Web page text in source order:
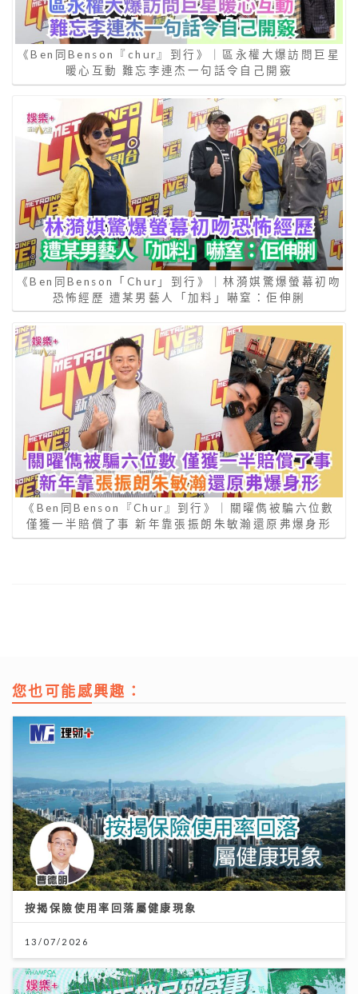
《Ben同Benson『chur』到行》｜區永權大爆訪問巨星
暖心互動 難忘李連杰一句話令自己開竅
《Ben同Benson「Chur」到行》｜林漪娸驚爆螢幕初吻
恐怖經歷 遭某男藝人「加料」嚇窒：佢伸脷
《Ben同Benson『Chur』到行》｜關曜儁被騙六位數
僅獲一半賠償了事 新年靠張振朗朱敏瀚還原弗爆身形
您也可能感興趣：
按揭保險使用率回落屬健康現象
13/07/2026